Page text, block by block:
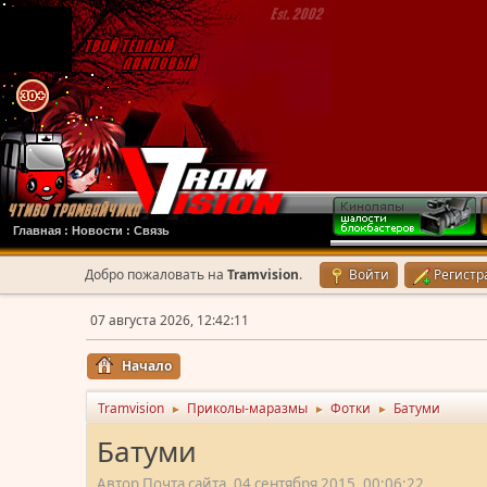
Главная : Новости : Связь
Добро пожаловать наTramvision. Войти
07 августа 2026, 12:42:11
Начало
Tramvision ► Приколы-маразмы ► Фотки ► Батуми
Батуми